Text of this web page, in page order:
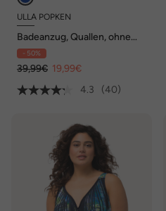
ULLA POPKEN
Badeanzug, Quallen, ohne
Softcups, Raffung
- 50%
39,99€ 19,99€
4.3
(40)